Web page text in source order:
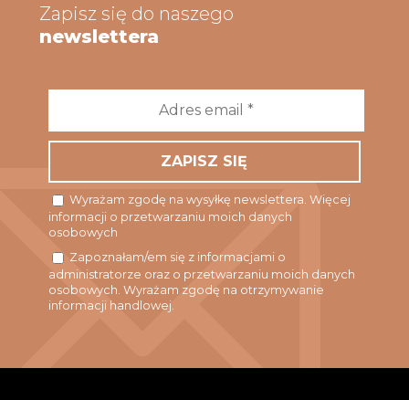
Zapisz się do naszego
newslettera
*
Wyrażam zgodę na wysyłkę newslettera. Więcej
informacji o przetwarzaniu moich danych
osobowych
Zapoznałam/em się z informacjami o
administratorze oraz o przetwarzaniu moich danych
osobowych. Wyrażam zgodę na otrzymywanie
informacji handlowej.